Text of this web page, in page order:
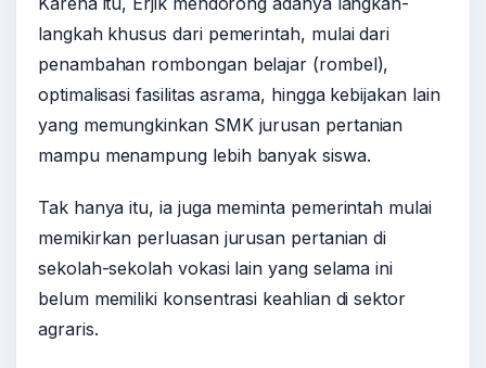
langkah khusus dari pemerintah, mulai dari
penambahan rombongan belajar (rombel),
optimalisasi fasilitas asrama, hingga kebijakan lain
yang memungkinkan SMK jurusan pertanian
mampu menampung lebih banyak siswa.
Tak hanya itu, ia juga meminta pemerintah mulai
memikirkan perluasan jurusan pertanian di
sekolah-sekolah vokasi lain yang selama ini
belum memiliki konsentrasi keahlian di sektor
agraris.